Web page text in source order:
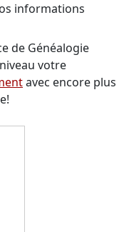
informations
de Généalogie
votre
avec encore plus